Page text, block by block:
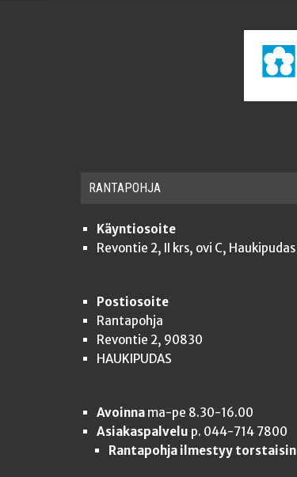
RAN­TA­POH­JA
Käyntiosoite
Revontie 2, II krs, ovi C, Haukipudas
Postiosoite
Rantapohja
Revontie 2, 90830
HAUKIPUDAS
Avoinna ma-pe 8.30-16.00
Asiakaspalvelu p. 044-714 7800
Rantapohja ilmestyy torstaisin